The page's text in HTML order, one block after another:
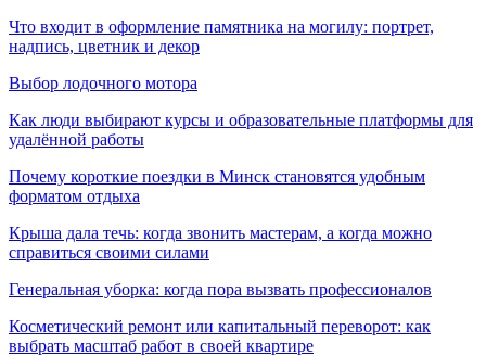
Что входит в оформление памятника на могилу: портрет,
надпись, цветник и декор
Выбор лодочного мотора
Как люди выбирают курсы и образовательные платформы для
удалённой работы
Почему короткие поездки в Минск становятся удобным
форматом отдыха
Крыша дала течь: когда звонить мастерам, а когда можно
справиться своими силами
Генеральная уборка: когда пора вызвать профессионалов
Косметический ремонт или капитальный переворот: как
выбрать масштаб работ в своей квартире